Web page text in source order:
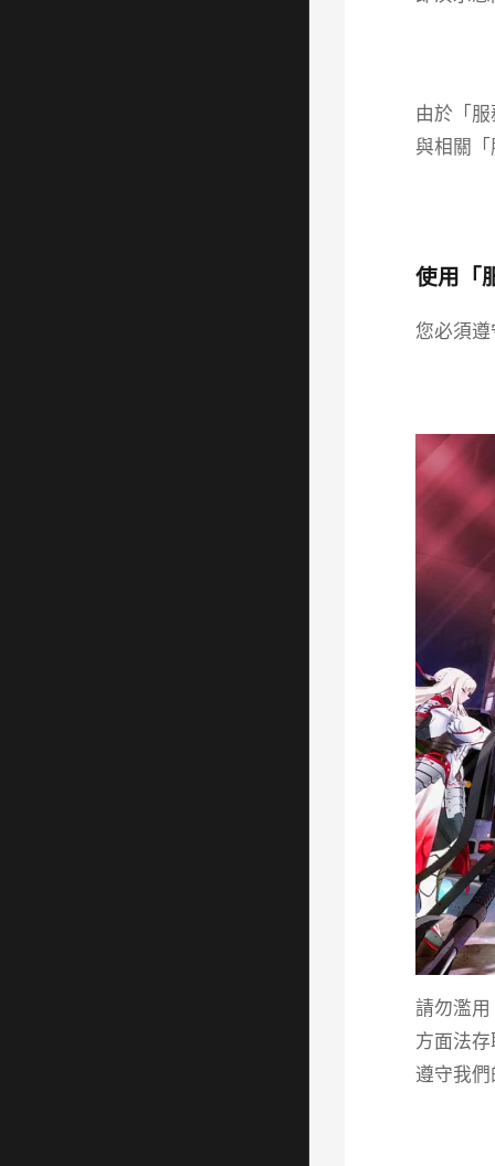
由於「
與相關
使用「
您必須
請勿濫
方面法
遵守我